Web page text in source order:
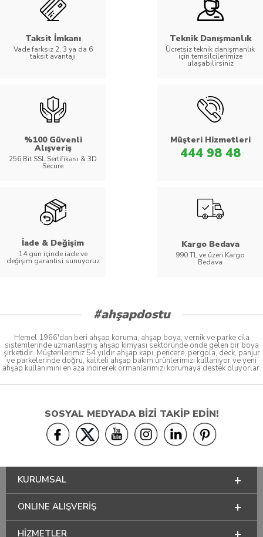
Taksit İmkanı
Vade farksız 2, 3 ya da 6
taksit avantajı
Teknik Danışmanlık
Ücretsiz teknik danışmanlık
için temsilcilerimize
ulaşabilirsiniz
%100 Güvenli
Alışveriş
256 Bit SSL Sertifikası & 3D
Secure
Müşteri Hizmetleri
444 98 48
İade & Değişim
14 gün içinde iade ve
değişim garantisi sunuyoruz
Kargo Bedava
990 TL ve üzeri Kargo
Bedava
#ahşapdostu
Hemel 1966'dan beri ahşap koruma, ahşap boya, vernik ve parke cila
sistemlerinde uzmanlaşmış ahşap kimyası sektöründe önde gelen bir boya
şirketidir. Müşterilerimiz 54 yıldır ahşap kapı, pencere, pergola, deck, panjur
ve parkelerinde doğru, kaliteli ahşap bakım ürünlerimizi kullanıyor ve yeni
ahşap kullanımını en aza indirerek ormanlarımızı korumaya destek oluyorlar.
SOSYAL MEDYADA BİZİ TAKİP EDİN!
KURUMSAL
ONLINE ALIŞVERİŞ
HİZMETLER